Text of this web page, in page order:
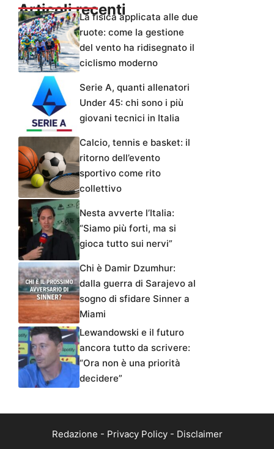
Articoli recentiLa fisica applicata alle due
ruote: come la gestione
del vento ha ridisegnato il
ciclismo moderno
Serie A, quanti allenatori
Under 45: chi sono i più
giovani tecnici in Italia
Calcio, tennis e basket: il
ritorno dell’evento
sportivo come rito
collettivo
Nesta avverte l’Italia:
“Siamo più forti, ma si
gioca tutto sui nervi”
Chi è Damir Dzumhur:
dalla guerra di Sarajevo al
sogno di sfidare Sinner a
Miami
Lewandowski e il futuro
ancora tutto da scrivere:
“Ora non è una priorità
decidere”
Redazione - Privacy Policy- Disclaimer